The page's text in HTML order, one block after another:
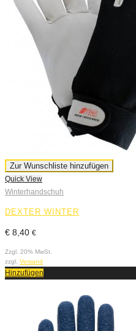
Zur Wunschliste hinzufügen
Quick View
Winterhandschuh
DEXTER WINTER
€ 8,40 €
Zzgl. 20% MwSt.
zzgl. Versand
Hinzufügen